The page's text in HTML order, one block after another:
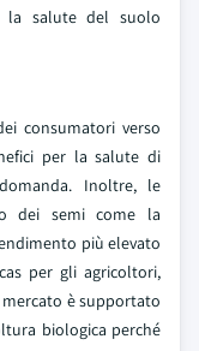
la salute del suolo
consumatori verso
per la salute di
Inoltre, le
dei semi come la
più elevato
per gli agricoltori,
è supportato
biologica perché